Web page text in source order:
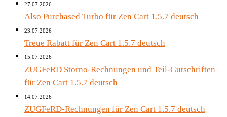
27.07.2026
Also Purchased Turbo für Zen Cart 1.5.7 deutsch
23.07.2026
Treue Rabatt für Zen Cart 1.5.7 deutsch
15.07.2026
ZUGFeRD Storno-Rechnungen und Teil-Gutschriften
für Zen Cart 1.5.7 deutsch
14.07.2026
ZUGFeRD-Rechnungen für Zen Cart 1.5.7 deutsch